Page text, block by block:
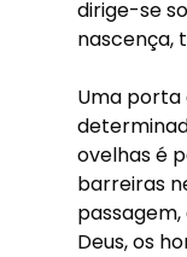
dirige-se
nascença,
Uma porta
ovelhas é
barreiras
Deus, os